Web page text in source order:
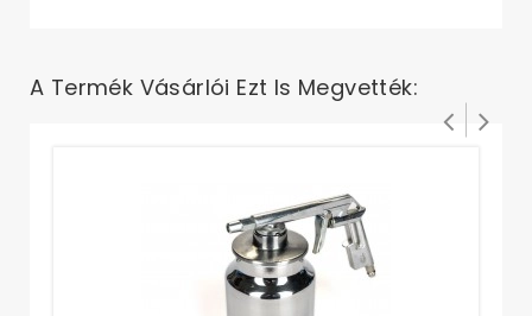
A Termék Vásárlói Ezt Is Megvették: